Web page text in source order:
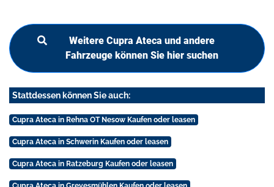
Weitere Cupra Ateca und andere
Fahrzeuge können Sie hier suchen
Stattdessen können Sie auch:
Cupra Ateca in Rehna OT Nesow Kaufen oder leasen
Cupra Ateca in Schwerin Kaufen oder leasen
Cupra Ateca in Ratzeburg Kaufen oder leasen